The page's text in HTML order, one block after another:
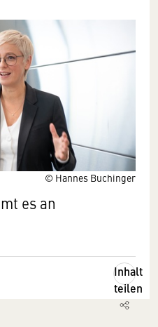
© Hannes Buchinger
es an
Inhalt
teilen